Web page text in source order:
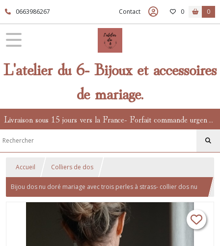
0663986267 Contact 0 0
L'atelier du 6- Bijoux et accessoires
de mariage.
Livraison sous 15 jours vers la France- Forfait commande urgente en supplément.
Accueil Colliers de dos
Bijou dos nu doré mariage avec trois perles à strass- collier dos nu